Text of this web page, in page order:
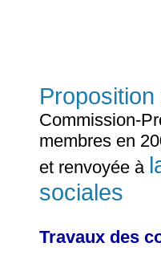
Commission-
membres en
et renvoyée à
sociales
Travaux des